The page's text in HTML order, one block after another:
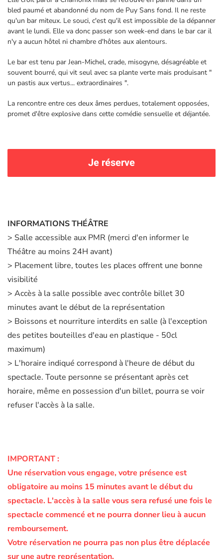
bled paumé et abandonné du nom de Puy Sans fond. Il ne reste
qu'un bar miteux. Le souci, c'est qu'il est impossible de la dépanner
avant le lundi. Elle va donc passer son week-end dans le bar car il
n'y a aucun hôtel ni chambre d'hôtes aux alentours.
Le bar est tenu par Jean-Michel, crade, misogyne, désagréable et
souvent bourré, qui vit seul avec sa plante verte mais produisant "
un pastis aux vertus... extraordinaires ".
La rencontre entre ces deux âmes perdues, totalement opposées,
promet d'être explosive dans cette comédie sensuelle et déjantée.
Je réserve
INFORMATIONS THÉÂTRE
> Salle accessible aux PMR (merci d'en informer le
Théâtre au moins 24H avant)
> Placement libre, toutes les places offrent une bonne
visibilité
> Accès à la salle possible avec contrôle billet 30
minutes avant le début de la représentation
> Boissons et nourriture interdits en salle (à l'exception
des petites bouteilles d'eau en plastique - 50cl
maximum)
> L'horaire indiqué correspond à l'heure de début du
spectacle. Toute personne se présentant après cet
horaire, même en possession d'un billet, pourra se voir
refuser l'accès à la salle.
IMPORTANT :
Une réservation vous engage, votre présence est
obligatoire au moins 15 minutes avant le début du
spectacle. L'accès à la salle vous sera refusé une fois le
spectacle commencé et ne pourra donner lieu à aucun
remboursement.
Votre réservation ne pourra pas non plus être déplacée
sur une autre représentation.